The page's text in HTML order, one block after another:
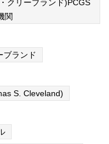
クリーブランド)PCGS
関
ブランド
S. Cleveland)